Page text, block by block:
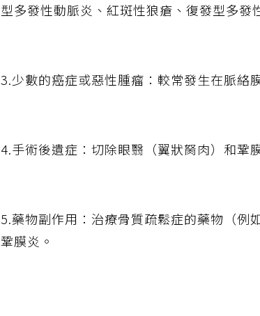
型多發性動脈炎、紅斑性狼瘡、復發型多發
3.少數的癌症或惡性腫瘤：較常發生在脈絡
4.手術後遺症：切除眼翳（翼狀胬肉）和鞏
5.藥物副作用：治療骨質疏鬆症的藥物（例
鞏膜炎。